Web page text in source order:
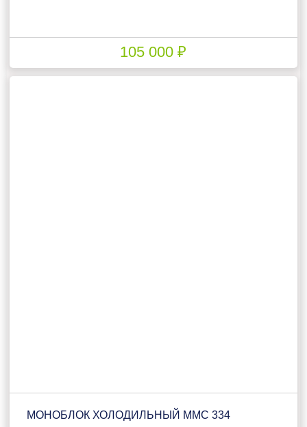
105 000 ₽
МОНОБЛОК ХОЛОДИЛЬНЫЙ ММС 334